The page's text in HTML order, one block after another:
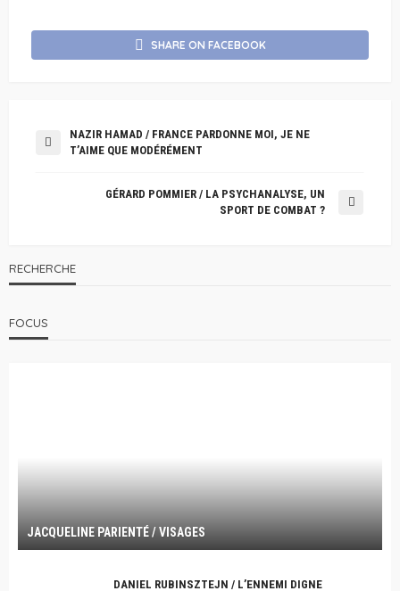
SHARE ON FACEBOOK
NAZIR HAMAD / FRANCE PARDONNE MOI, JE NE
T’AIME QUE MODÉRÉMENT
GÉRARD POMMIER / LA PSYCHANALYSE, UN
SPORT DE COMBAT ?
RECHERCHE
FOCUS
JACQUELINE PARIENTÉ / VISAGES
DANIEL RUBINSZTEJN / L’ENNEMI DIGNE